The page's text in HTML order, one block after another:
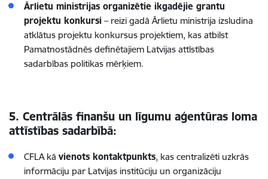
Ārlietu ministrijas organizētie ikgadējie grantu
projektu konkursi – reizi gadā Ārlietu ministrija izsludina
atklātus projektu konkursus projektiem, kas atbilst
Pamatnostādnēs definētajiem Latvijas attīstības
sadarbības politikas mērķiem.
5. Centrālās finanšu un līgumu aģentūras loma
attīstības sadarbībā:
CFLA kā vienots kontaktpunkts, kas centralizēti uzkrās
informāciju par Latvijas institūciju un organizāciju